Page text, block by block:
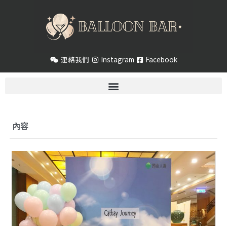
連絡我們 Instagram Facebook
內容